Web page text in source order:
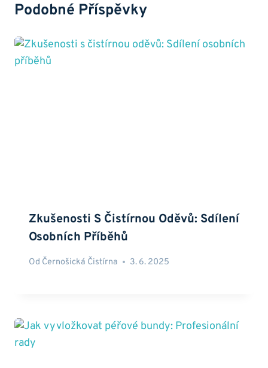
Podobné Příspěvky
Zkušenosti S Čistírnou Oděvů: Sdílení
Osobních Příběhů
Od Černošická Čistírna 3. 6. 2025